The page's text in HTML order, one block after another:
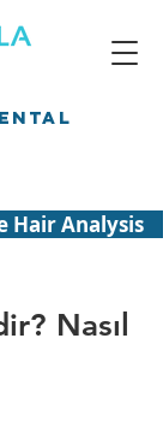
Hair Analysis
Nasıl